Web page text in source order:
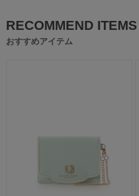
RECOMMEND ITEMS
おすすめアイテム